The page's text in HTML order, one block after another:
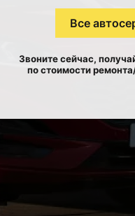
Все
Звоните сейчас,
по стоимости